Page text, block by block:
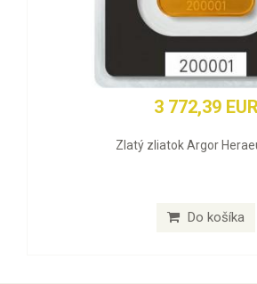
3 772,39
Zlatý zliatok Argor
Do košíka